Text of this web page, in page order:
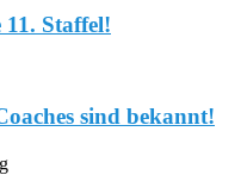
Staffel!
sind bekannt!